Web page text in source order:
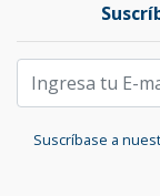
Suscríbase a